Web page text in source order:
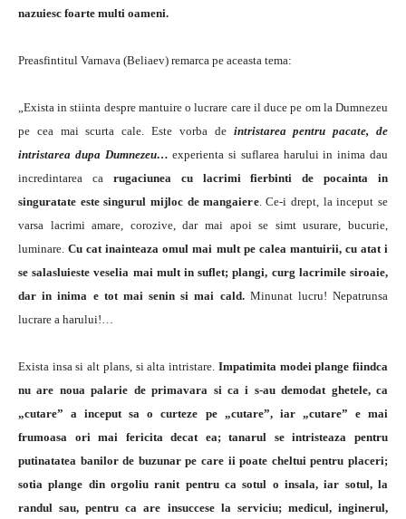
nazuiesc foarte multi oameni.
Preasfintitul Varnava (Beliaev) remarca pe aceasta tema:
„Exista in stiinta despre mantuire o lucrare care il duce pe om la Dumnezeu
pe cea mai scurta cale. Este vorba de intristarea pentru pacate, de
intristarea dupa Dumnezeu… experienta si suflarea harului in inima dau
incredintarea ca rugaciunea cu lacrimi fierbinti de pocainta in
singuratate este singurul mijloc de mangaiere. Ce-i drept, la inceput se
varsa lacrimi amare, corozive, dar mai apoi se simt usurare, bucurie,
luminare.Cu cat inainteaza omul mai mult pe calea mantuirii, cu atat i
se salasluieste veselia mai mult in suflet; plangi, curg lacrimile siroaie,
dar in inima e tot mai senin si mai cald.Minunat lucru! Nepatrunsa
lucrare a harului!…
Exista insa si alt plans, si alta intristare. Impatimita modei plange fiindca
nu are noua palarie de primavara si ca i s-au demodat ghetele, ca
„cutare” a inceput sa o curteze pe „cutare”, iar „cutare” e mai
frumoasa ori mai fericita decat ea; tanarul se intristeaza pentru
putinatatea banilor de buzunar pe care ii poate cheltui pentru placeri;
sotia plange din orgoliu ranit pentru ca sotul o insala, iar sotul, la
randul sau, pentru ca are insuccese la serviciu; medicul, inginerul,